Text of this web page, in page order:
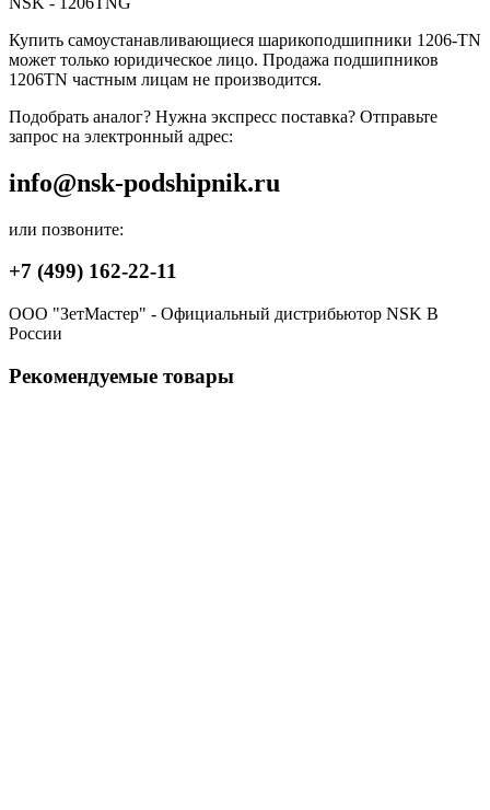
Купить самоустанавливающиеся шарикоподшипники 1206-TN
может только юридическое лицо. Продажа подшипников
1206TN частным лицам не производится.
Подобрать аналог? Нужна экспресс поставка? Отправьте
запрос на электронный адрес:
info@nsk-podshipnik.ru
или позвоните:
+7 (499) 162-22-11
ООО "ЗетМастер" - Официальный дистрибьютор NSK В
России
Рекомендуемые товары